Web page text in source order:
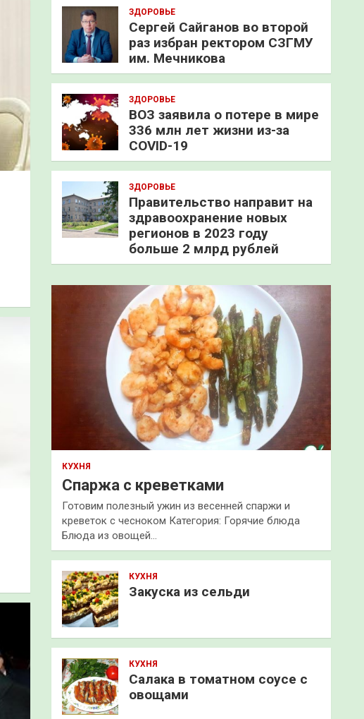
ЗДОРОВЬЕ
Сергей Сайганов во второй
раз избран ректором СЗГМУ
им. Мечникова
ЗДОРОВЬЕ
ВОЗ заявила о потере в мире
336 млн лет жизни из-за
COVID-19
ЗДОРОВЬЕ
Правительство направит на
здравоохранение новых
регионов в 2023 году
больше 2 млрд рублей
КУХНЯ
Спаржа с креветками
Готовим полезный ужин из весенней спаржи и
креветок с чесноком Категория: Горячие блюда
Блюда из овощей…
КУХНЯ
Закуска из сельди
КУХНЯ
Салака в томатном соусе с
овощами